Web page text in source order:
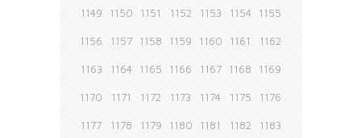
1149 1150 1151 1152 1153 1154 1155
1156 1157 1158 1159 1160 1161 1162
1163 1164 1165 1166 1167 1168 1169
1170 1171 1172 1173 1174 1175 1176
1177 1178 1179 1180 1181 1182 1183